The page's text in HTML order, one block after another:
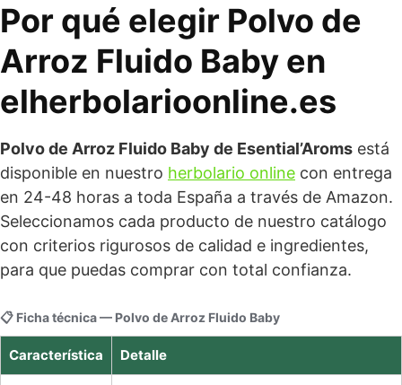
Por qué elegir Polvo de
Arroz Fluido Baby en
elherbolarioonline.es
Polvo de Arroz Fluido Baby de Esential’Aroms está
disponible en nuestro herbolario online con entrega
en 24-48 horas a toda España a través de Amazon.
Seleccionamos cada producto de nuestro catálogo
con criterios rigurosos de calidad e ingredientes,
para que puedas comprar con total confianza.
📋 Ficha técnica — Polvo de Arroz Fluido Baby
Característica Detalle